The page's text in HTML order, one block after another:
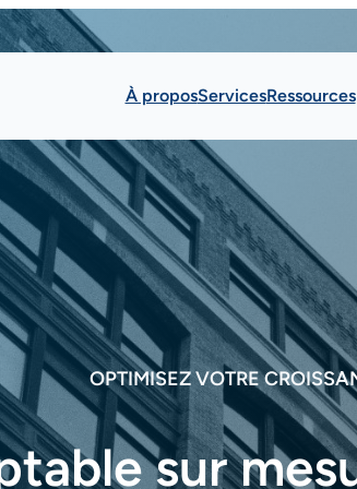
À proposServicesRessources
OPTIMISEZ VOTRE
sur